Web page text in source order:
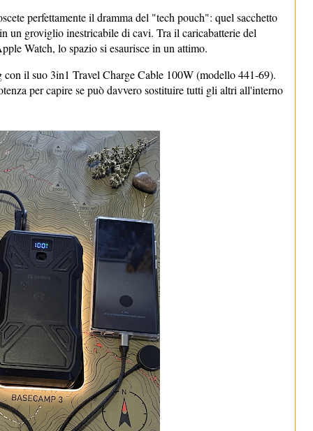
perfettamente il dramma del "tech pouch": quel sacchetto
un groviglio inestricabile di cavi. Tra il caricabatterie del
Watch, lo spazio si esaurisce in un attimo.
con il suo 3in1 Travel Charge Cable 100W (modello 441-69).
per capire se può davvero sostituire tutti gli altri all'interno